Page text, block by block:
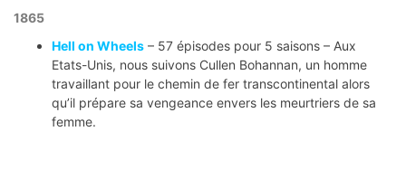
1865
Hell on Wheels – 57 épisodes pour 5 saisons – Aux
Etats-Unis, nous suivons Cullen Bohannan, un homme
travaillant pour le chemin de fer transcontinental alors
qu’il prépare sa vengeance envers les meurtriers de sa
femme.